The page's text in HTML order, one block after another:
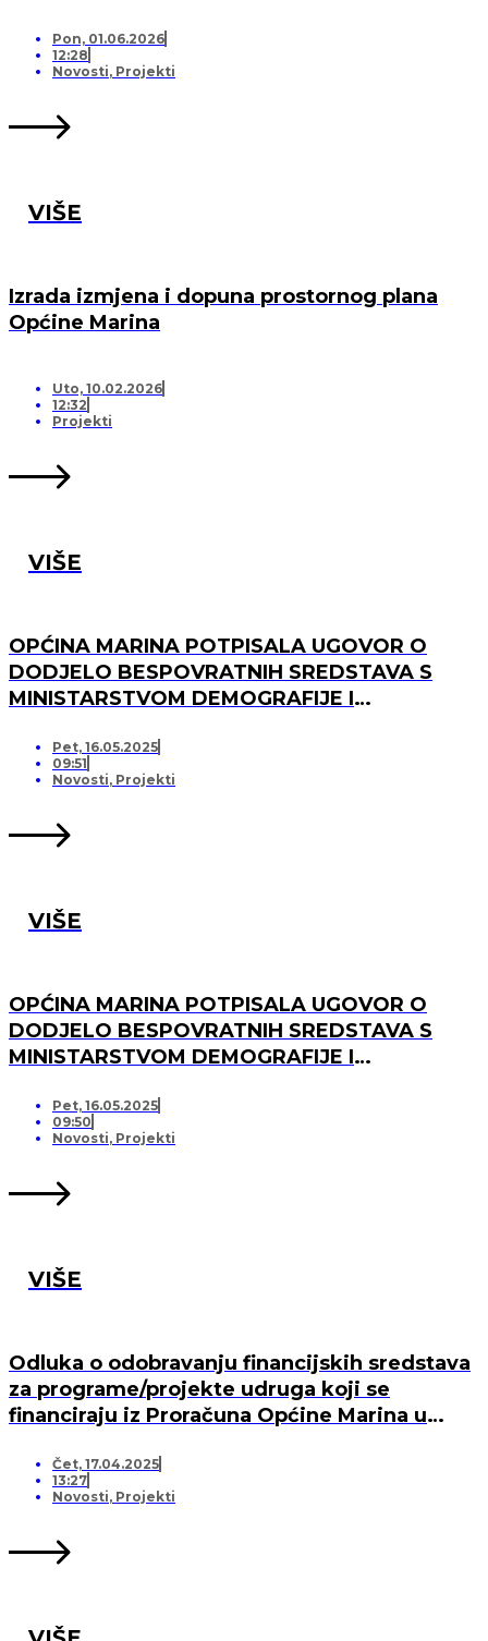
Pon, 01.06.2026
12:28
Novosti, Projekti
VIŠE
Izrada izmjena i dopuna prostornog plana
Općine Marina
Uto, 10.02.2026
12:32
Projekti
VIŠE
OPĆINA MARINA POTPISALA UGOVOR O
DODJELO BESPOVRATNIH SREDSTAVA S
MINISTARSTVOM DEMOGRAFIJE I
OPREMANJA DJEČJEG IGRALIŠTA U
SVINCIMA
Pet, 16.05.2025
09:51
Novosti, Projekti
VIŠE
OPĆINA MARINA POTPISALA UGOVOR O
DODJELO BESPOVRATNIH SREDSTAVA S
MINISTARSTVOM DEMOGRAFIJE I
OPREMANJA DJEČJEG IGRALIŠTA U DV
MARINA, PO „KRIJESNICA“U POZORCU
Pet, 16.05.2025
09:50
Novosti, Projekti
VIŠE
Odluka o odobravanju financijskih sredstava
za programe/projekte udruga koji se
financiraju iz Proračuna Općine Marina u
Čet, 17.04.2025
13:27
Novosti, Projekti